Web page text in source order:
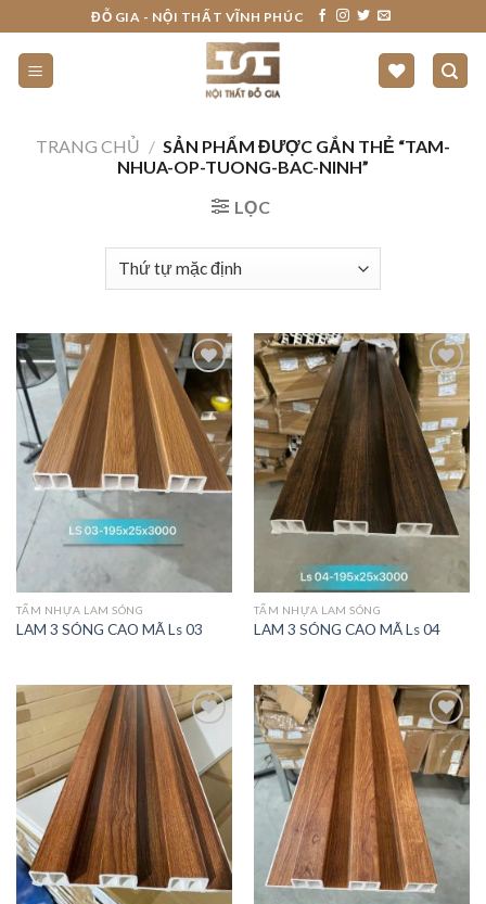
to
content
ĐỖ GIA - NỘI THẤT VĨNH PHÚC
TRANG CHỦ / SẢN PHẨM ĐƯỢC GẮN THẺ “TAM-
NHUA-OP-TUONG-BAC-NINH”
LỌC
THÍCH
SẢN
PHẨM
NÀY
TẤM NHỰA LAM SÓNG
LAM 3 SÓNG CAO MÃ Ls 03
THÍCH
SẢN
PHẨM
NÀY
TẤM NHỰA LAM SÓNG
LAM 3 SÓNG CAO MÃ Ls 04
THÍCH
SẢN
PHẨM
NÀY
THÍCH
SẢN
PHẨM
NÀY